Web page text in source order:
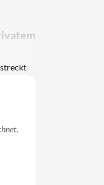
7
ein
das